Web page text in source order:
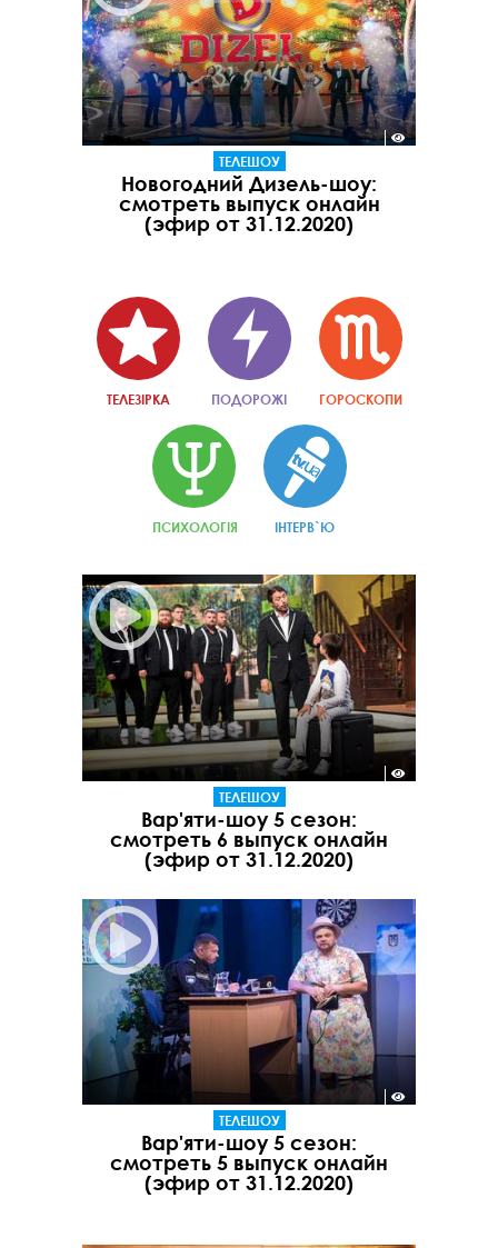
ТЕЛЕШОУ
Новогодний Дизель-шоу:
смотреть выпуск онлайн
(эфир от 31.12.2020)
ТЕЛЕЗІРКА ПОДОРОЖІ ГОРОСКОПИ
ПСИХОЛОГІЯ ІНТЕРВ`Ю
ТЕЛЕШОУ
Вар'яти-шоу 5 сезон:
смотреть 6 выпуск онлайн
(эфир от 31.12.2020)
ТЕЛЕШОУ
Вар'яти-шоу 5 сезон:
смотреть 5 выпуск онлайн
(эфир от 31.12.2020)